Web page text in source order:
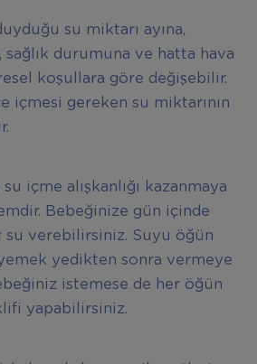
su miktarı ayına,
sağlık durumuna ve hatta hava
koşullara göre değişebilir.
içmesi gereken su miktarının
içme alışkanlığı kazanmaya
Bebeğinize gün içinde
su verebilirsiniz. Suyu öğün
yedikten sonra vermeye
istemese de her öğün
yapabilirsiniz.